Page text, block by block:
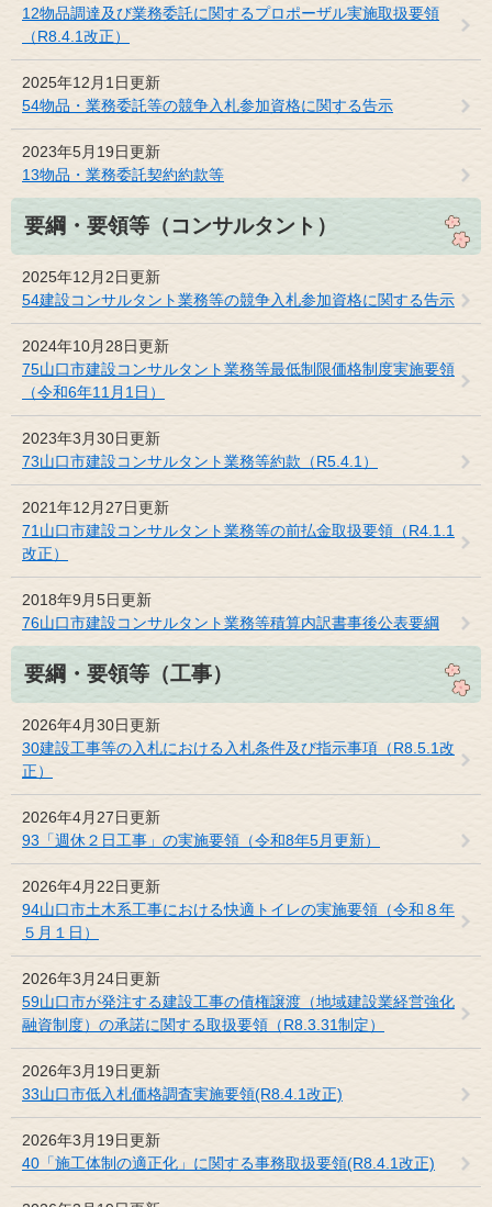
12物品調達及び業務委託に関するプロポーザル実施取扱要領
（R8.4.1改正）
2025年12月1日更新
54物品・業務委託等の競争入札参加資格に関する告示
2023年5月19日更新
13物品・業務委託契約約款等
要綱・要領等（コンサルタント）
2025年12月2日更新
54建設コンサルタント業務等の競争入札参加資格に関する告示
2024年10月28日更新
75山口市建設コンサルタント業務等最低制限価格制度実施要領
（令和6年11月1日）
2023年3月30日更新
73山口市建設コンサルタント業務等約款（R5.4.1）
2021年12月27日更新
71山口市建設コンサルタント業務等の前払金取扱要領（R4.1.1
改正）
2018年9月5日更新
76山口市建設コンサルタント業務等積算内訳書事後公表要綱
要綱・要領等（工事）
2026年4月30日更新
30建設工事等の入札における入札条件及び指示事項（R8.5.1改
正）
2026年4月27日更新
93「週休２日工事」の実施要領（令和8年5月更新）
2026年4月22日更新
94山口市土木系工事における快適トイレの実施要領（令和８年
５月１日）
2026年3月24日更新
59山口市が発注する建設工事の債権譲渡（地域建設業経営強化
融資制度）の承諾に関する取扱要領（R8.3.31制定）
2026年3月19日更新
33山口市低入札価格調査実施要領(R8.4.1改正)
2026年3月19日更新
40「施工体制の適正化」に関する事務取扱要領(R8.4.1改正)